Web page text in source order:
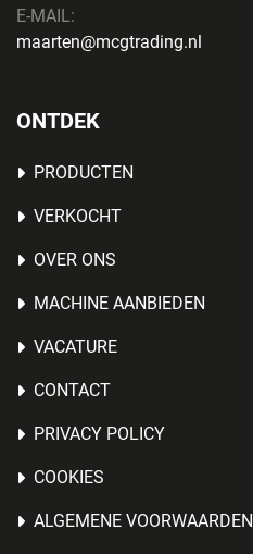
E-MAIL:
maarten@mcgtrading.nl
ONTDEK
PRODUCTEN
VERKOCHT
OVER ONS
MACHINE AANBIEDEN
VACATURE
CONTACT
PRIVACY POLICY
COOKIES
ALGEMENE VOORWAARDEN